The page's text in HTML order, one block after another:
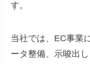
す。
当社では、EC事業
ータ整備、示唆出